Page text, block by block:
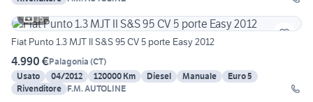
15
Fiat Punto 1.3 MJT II S&S 95 CV 5 porte Easy 2012
4.990 €Palagonia (CT)
Usato
04/2012 120000 Km Diesel Manuale
Euro 5
Rivenditore F.M. AUTOLINE